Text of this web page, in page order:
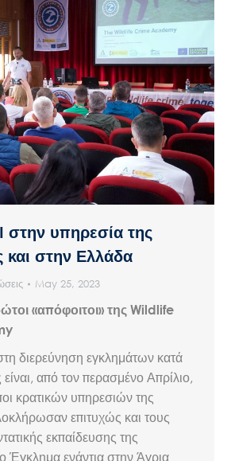
στην υπηρεσία της
και στην Ελλάδα
May 25, 2023
«απόφοιτοι» της Wildlife
διερεύνηση εγκλημάτων κατά
από τον περασμένο Απρίλιο,
κρατικών υπηρεσιών της
επιτυχώς και τους
εκπαίδευσης της
Έγκλημα ενάντια στην Άγρια